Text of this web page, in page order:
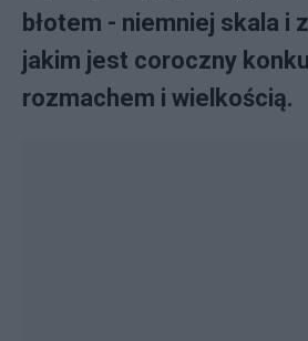
błotem - niemniej skala i
jakim jest coroczny
rozmachem i wielkością.